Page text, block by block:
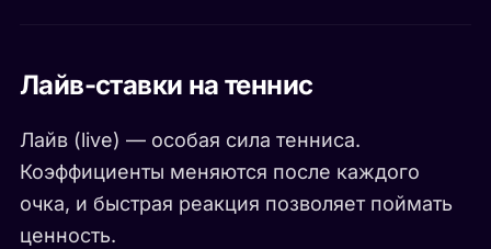
Лайв-ставки на теннис
Лайв (live) — особая сила тенниса.
Коэффициенты меняются после каждого
очка, и быстрая реакция позволяет поймать
ценность.